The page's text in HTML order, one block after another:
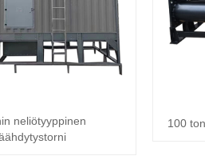
neliötyyppinen
100